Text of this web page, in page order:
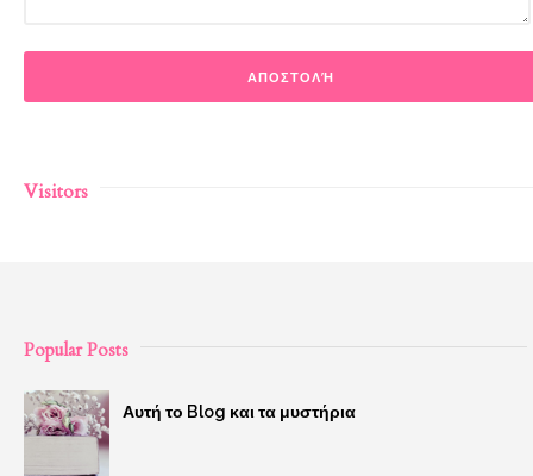
Visitors
Popular Posts
Αυτή το Blog και τα μυστήρια